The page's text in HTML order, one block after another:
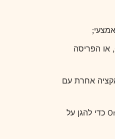
להשתמש, להציג, לשקף או למסגר את השירותים או כל רכיב בודד בתוך השירותים, שם Omegle, כל סימן מסחרי, לוגו או מידע קנייני אחר של Omegle, או הפריסה
אחרת עם
להימנע, לעקוף, להסיר, להשבית, לפגום, לבטל או לנסות בדרך אחרת לעקוף כל אמצעי טכנולוגי שיושם על ידי Omegle או כל אחד מהספקים של Omegle כדי להגן על